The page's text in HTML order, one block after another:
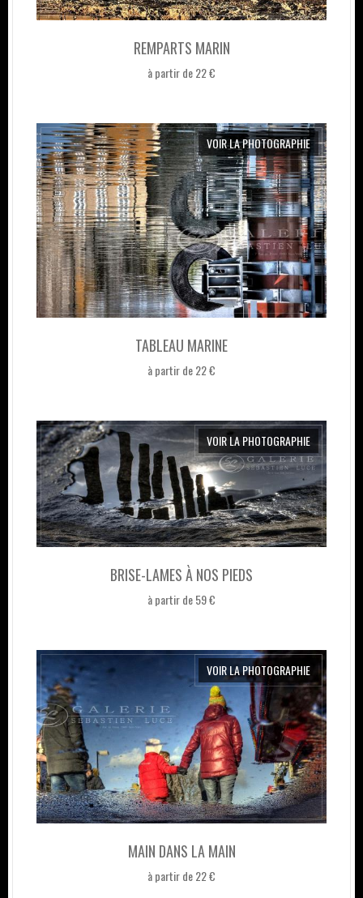
REMPARTS MARIN
à partir de 22 €
TABLEAU MARINE
à partir de 22 €
VOIR LA PHOTOGRAPHIE
BRISE-LAMES À NOS PIEDS
à partir de 59 €
VOIR LA PHOTOGRAPHIE
MAIN DANS LA MAIN
à partir de 22 €
VOIR LA PHOTOGRAPHIE